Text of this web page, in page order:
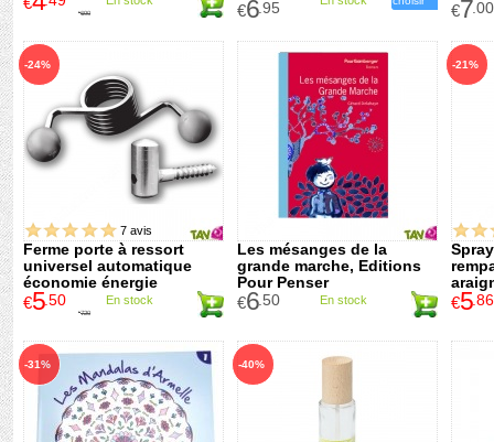
€6.90 €6.95 €7.00
Ferme porte à ressort
universel automatique
économie énergie
-24%
€7.20
€5.50 En stock
7 avis
Les mésanges de la
grande marche, Editions
Pour Penser
€6.50 En stock
-21%
€5.86
-31% -40%